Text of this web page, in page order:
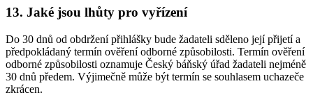
13. Jaké jsou lhůty pro vyřízení
Do 30 dnů od obdržení přihlášky bude žadateli sděleno její přijetí a
předpokládaný termín ověření odborné způsobilosti. Termín ověření
odborné způsobilosti oznamuje Český báňský úřad žadateli nejméně
30 dnů předem. Výjimečně může být termín se souhlasem uchazeče
zkrácen.